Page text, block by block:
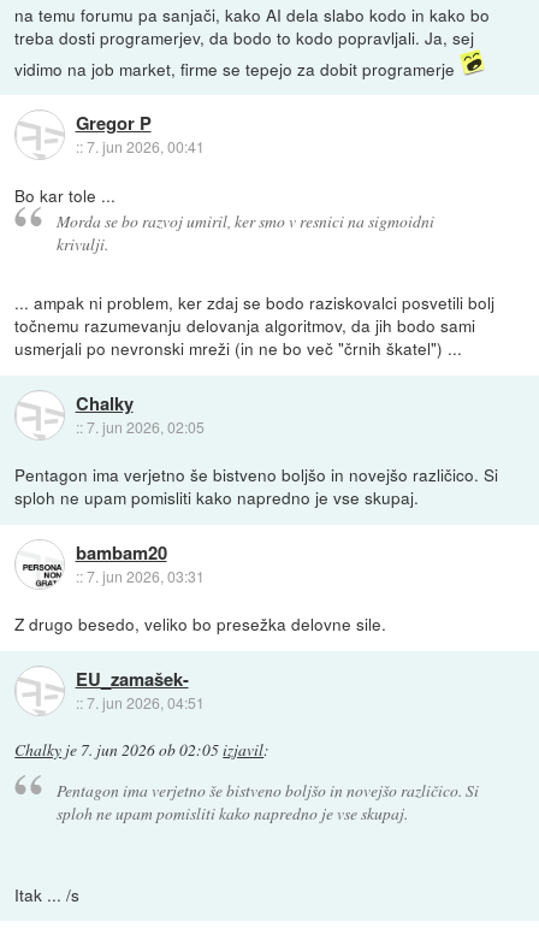
na temu forumu pa sanjači, kako AI dela slabo kodo in kako bo
treba dosti programerjev, da bodo to kodo popravljali. Ja, sej
vidimo na job market, firme se tepejo za dobit programerje
Gregor P
::7. jun 2026, 00:41
Bo kar tole ...
Morda se bo razvoj umiril, ker smo v resnici na sigmoidni
krivulji.
... ampak ni problem, ker zdaj se bodo raziskovalci posvetili bolj
točnemu razumevanju delovanja algoritmov, da jih bodo sami
usmerjali po nevronski mreži (in ne bo več "črnih škatel") ...
Chalky
::7. jun 2026, 02:05
Pentagon ima verjetno še bistveno boljšo in novejšo različico. Si
sploh ne upam pomisliti kako napredno je vse skupaj.
bambam20
::7. jun 2026, 03:31
Z drugo besedo, veliko bo presežka delovne sile.
EU_zamašek-
::7. jun 2026, 04:51
Chalky je 7. jun 2026 ob 02:05izjavil:
Pentagon ima verjetno še bistveno boljšo in novejšo različico. Si
sploh ne upam pomisliti kako napredno je vse skupaj.
Itak ... /s